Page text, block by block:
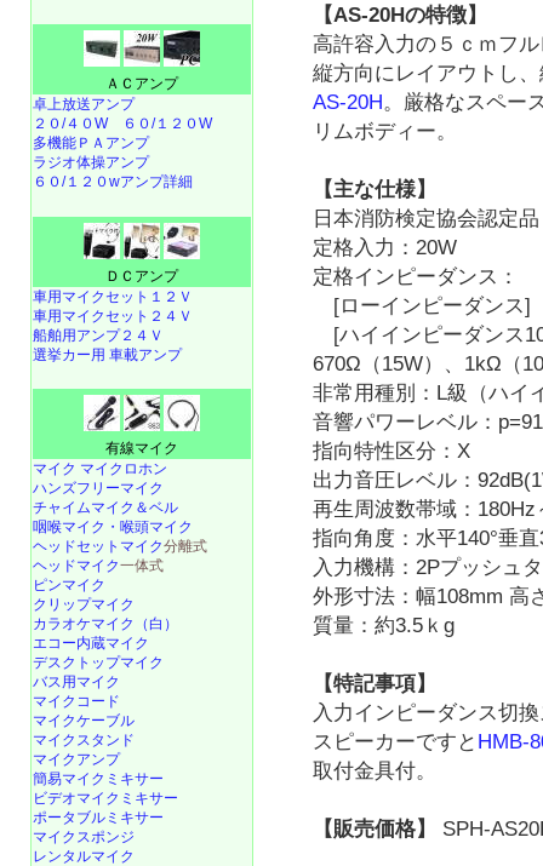
【AS-20Hの特徴】
高許容入力の５ｃｍフ
縦方向にレイアウトし
AS-20H。厳格なスペー
リムボディー。
【主な仕様】
日本消防検定協会認定
定格入力：20W
定格インピーダンス：
[ローインピーダンス
[ハイインピーダンス
670Ω（15W）、1kΩ（
非常用種別：L級（ハイ
音響パワーレベル：
指向特性区分：X
出力音圧レベル：
再生周波数帯域：180Hz
指向角度：水平140°垂
入力機構：2Pプッシュ
外形寸法：幅108mm 高
質量：約3.5ｋg
【特記事項】
入力インピーダンス切
スピーカーですと HMB-
取付金具付。
【販売価格】 SPH-
ＡＣアンプ
卓上放送アンプ
２０/４０W
６０/１２０W
多機能ＰＡアンプ
ラジオ体操アンプ
６０/１２０wアンプ詳細
ＤＣアンプ
車用マイクセット１２Ｖ
車用マイクセット２４Ｖ
船舶用アンプ２４Ｖ
選挙カー用 車載アンプ
有線マイク
マイク マイクロホン
ハンズフリーマイク
チャイムマイク＆ベル
咽喉マイク・喉頭マイク
ヘッドセットマイク分離式
ヘッドマイク一体式
ピンマイク
クリップマイク
カラオケマイク（白）
エコー内蔵マイク
デスクトップマイク
バス用マイク
マイクコード
マイクケーブル
マイクスタンド
マイクアンプ
簡易マイクミキサー
ビデオマイクミキサー
ポータブルミキサー
マイクスポンジ
レンタルマイク